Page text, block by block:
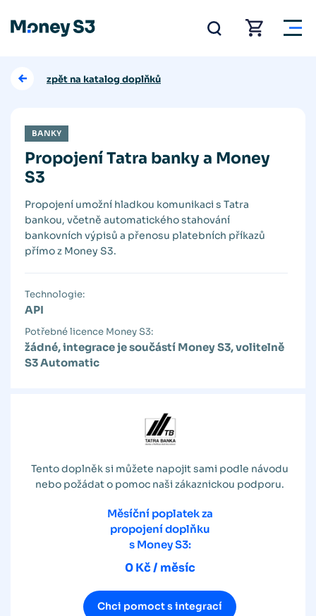
zpět na katalog doplňků
BANKY
Propojení Tatra banky a Money
S3
Propojení umožní hladkou komunikaci s Tatra
bankou, včetně automatického stahování
bankovních výpisů a přenosu platebních příkazů
přímo z Money S3.
Technologie:
API
Potřebné licence Money S3:
žádné, integrace je součástí Money S3, volitelně
S3 Automatic
Tento doplněk si můžete napojit sami podle návodu
nebo požádat o pomoc naši zákaznickou podporu.
Měsíční poplatek za
propojení doplňku
s Money S3:
0 Kč / měsíc
Chci pomoct s integrací